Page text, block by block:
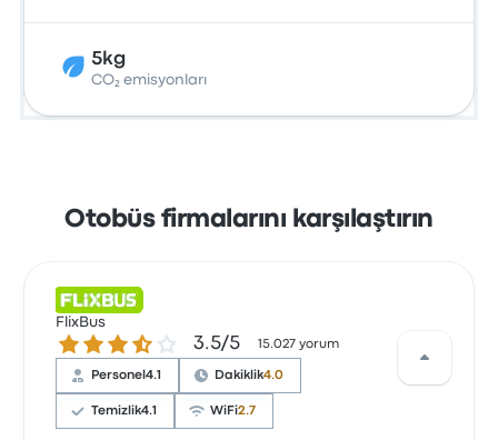
5kg
CO₂ emisyonları
Otobüs firmalarını karşılaştırın
FlixBus
3.5 üzerinden 5 yıldız
3.5/5 15.027 yorum
Personel4.1 Dakiklik4.0
Temizlik4.1 WiFi2.7